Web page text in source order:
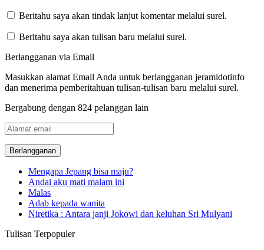
Beritahu saya akan tindak lanjut komentar melalui surel.
Beritahu saya akan tulisan baru melalui surel.
Berlangganan via Email
Masukkan alamat Email Anda untuk berlangganan jeramidotinfo
dan menerima pemberitahuan tulisan-tulisan baru melalui surel.
Bergabung dengan 824 pelanggan lain
Alamat
email
Mengapa Jepang bisa maju?
Andai aku mati malam ini
Malas
Adab kepada wanita
Niretika : Antara janji Jokowi dan keluhan Sri Mulyani
Tulisan Terpopuler